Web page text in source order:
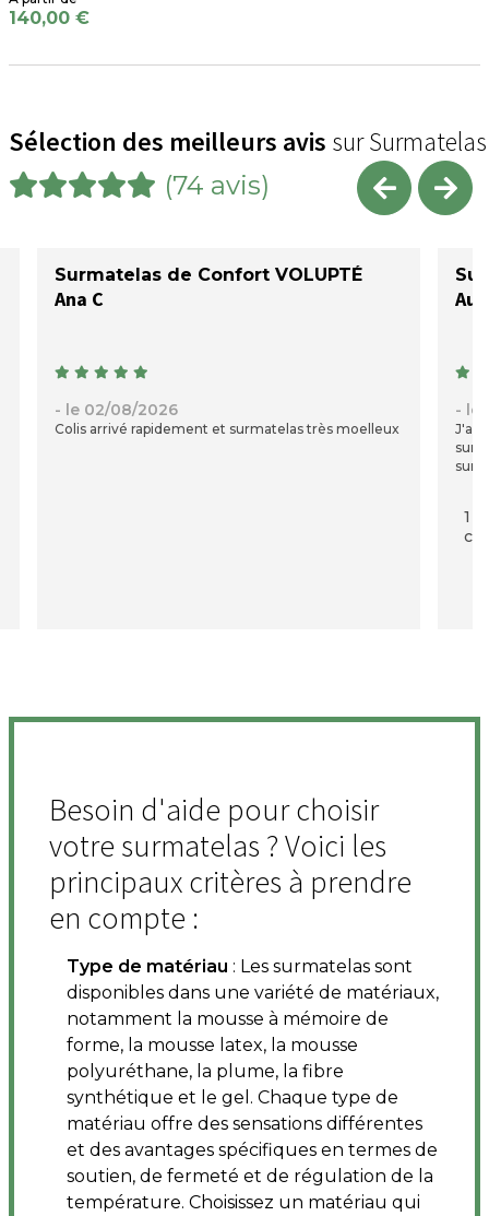
140,00 €
Sélection des meilleurs avis sur Surmatelas
(74 avis)
Surmatelas de Confort VOLUPTÉ
Ana C
- le 02/08/2026
Colis arrivé rapidement et surmatelas très moelleux
- le
1
Besoin d'aide pour choisir
votre surmatelas ? Voici les
principaux critères à prendre
en compte :
Type de matériau : Les surmatelas sont
disponibles dans une variété de matériaux,
notamment la mousse à mémoire de
forme, la mousse latex, la mousse
polyuréthane, la plume, la fibre
synthétique et le gel. Chaque type de
matériau offre des sensations différentes
et des avantages spécifiques en termes de
soutien, de fermeté et de régulation de la
température. Choisissez un matériau qui